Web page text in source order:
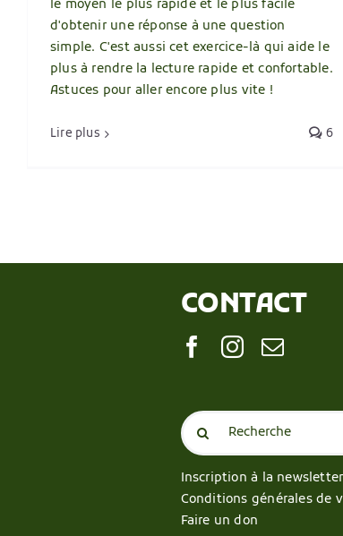
le moyen le plus rapide et le plus facile
d'obtenir une réponse à une question
simple. C'est aussi cet exercice-là qui aide le
plus à rendre la lecture rapide et confortable.
Astuces pour aller encore plus vite !
Lire plus 6
CONTACT
Search
for:
Inscription à la newsletter
Conditions générales de
Faire un don